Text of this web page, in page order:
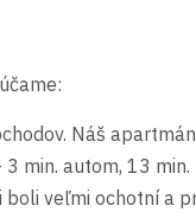
Náš apartmán
min. autom, 13
boli veľmi ochotní a